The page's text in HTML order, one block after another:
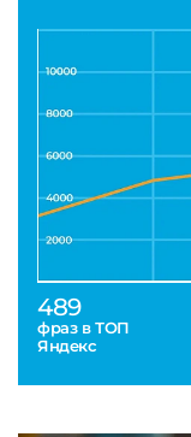
489
фраз в ТОП
Яндекс